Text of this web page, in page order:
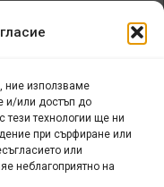
ние използваме
и/или достъп до
тези технологии ще ни
при сърфиране или
или
неблагоприятно на
за изкуство
БИЗНЕС